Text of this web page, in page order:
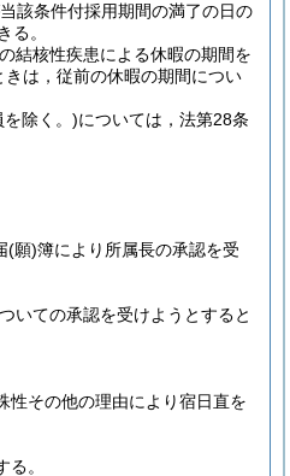
該条件付採用期間の満了の日の
る。
結核性疾患による休暇の期間を
は，従前の休暇の期間につい
除く。)については，法第28条
(願)簿により所属長の承認を受
いての承認を受けようとすると
性その他の理由により宿日直を
る。